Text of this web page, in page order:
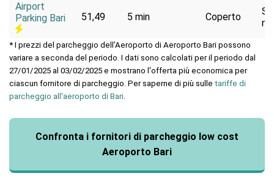
Airport
Parking Bari
51,49 5 min Coperto
* I prezzi del parcheggio dell’Aeroporto di Aeroporto Bari possono
variare a seconda del periodo. I dati sono calcolati per il periodo dal
27/01/2025 al 03/02/2025 e mostrano l'offerta più economica per
ciascun fornitore di parcheggio. Per saperne di più sulle tariffe di
parcheggio all'aeroporto di Bari.
Confronta i fornitori di parcheggio low cost
Aeroporto Bari